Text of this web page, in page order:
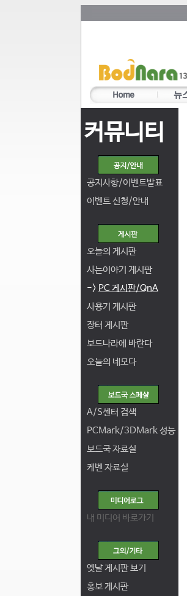
커뮤니티
공지사항/이벤트발표
이벤트 신청/안내
오늘의 게시판
사는이야기 게시판
-> PC 게시판/QnA
사용기 게시판
장터 게시판
보드나라에 바란다
오늘의 네모다
A/S센터 검색
PCMark/3DMark 성능
보드국 자료실
케벤 자료실
내 미디어 바로가기
옛날 게시판 보기
홍보 게시판